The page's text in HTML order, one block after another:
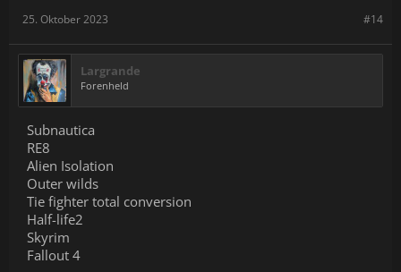
#14
25. Oktober 2023
Largrande
Forenheld
Subnautica
RE8
Alien Isolation
Outer wilds
Tie fighter total conversion
Half-life2
Skyrim
Fallout 4